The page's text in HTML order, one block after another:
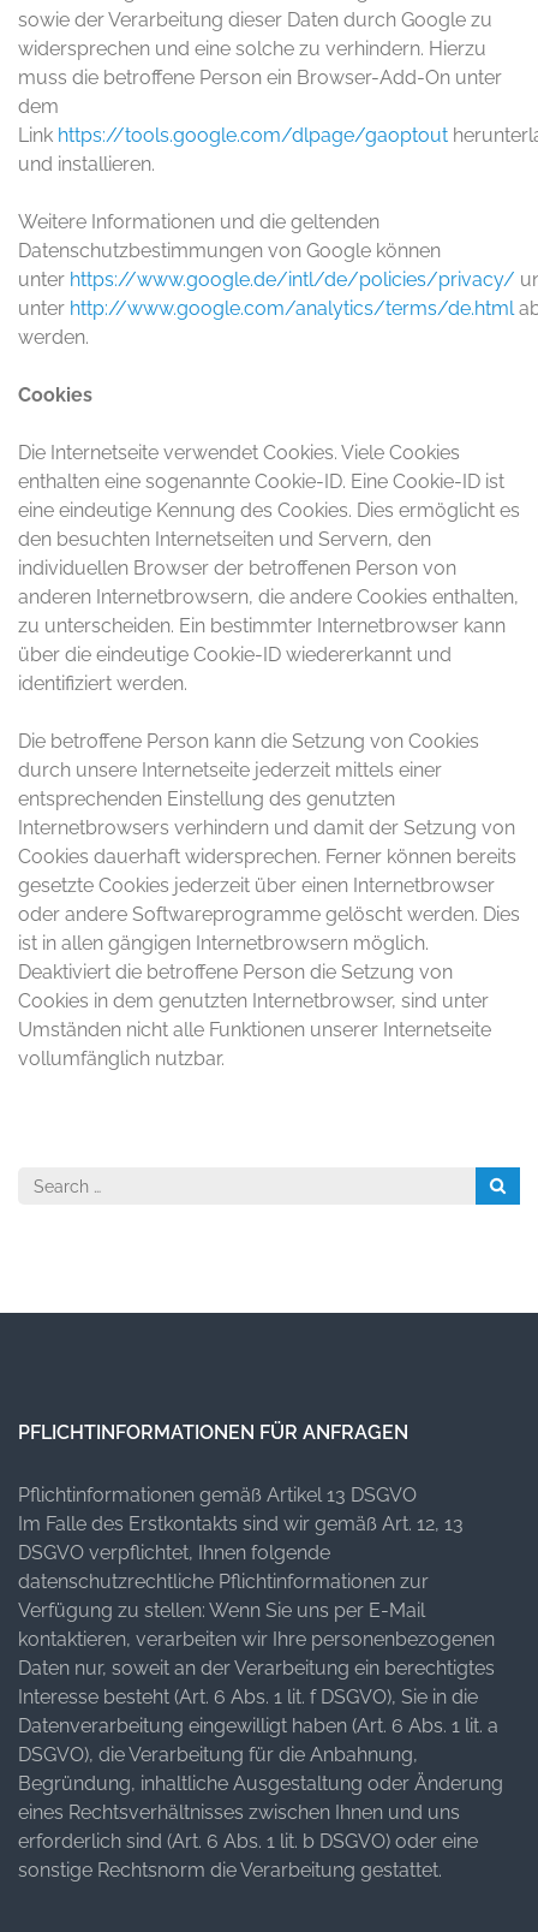
sowie der Verarbeitung dieser Daten durch Google zu
widersprechen und eine solche zu verhindern. Hierzu
muss die betroffene Person ein Browser-Add-On unter
dem
Link https://tools.google.com/dlpage/gaoptout
und installieren.
Weitere Informationen und die geltenden
Datenschutzbestimmungen von Google können
unter https://www.google.de/intl/de/policies/privacy/
unter http://www.google.com/analytics/terms/de.html
werden.
Cookies
Die Internetseite verwendet Cookies. Viele Cookies
enthalten eine sogenannte Cookie-ID. Eine Cookie-ID ist
eine eindeutige Kennung des Cookies. Dies ermöglicht es
den besuchten Internetseiten und Servern, den
individuellen Browser der betroffenen Person von
anderen Internetbrowsern, die andere Cookies enthalten,
zu unterscheiden. Ein bestimmter Internetbrowser kann
über die eindeutige Cookie-ID wiedererkannt und
identifiziert werden.
Die betroffene Person kann die Setzung von Cookies
durch unsere Internetseite jederzeit mittels einer
entsprechenden Einstellung des genutzten
Internetbrowsers verhindern und damit der Setzung von
Cookies dauerhaft widersprechen. Ferner können bereits
gesetzte Cookies jederzeit über einen Internetbrowser
oder andere Softwareprogramme gelöscht werden. Dies
ist in allen gängigen Internetbrowsern möglich.
Deaktiviert die betroffene Person die Setzung von
Cookies in dem genutzten Internetbrowser, sind unter
Umständen nicht alle Funktionen unserer Internetseite
vollumfänglich nutzbar.
Search
PFLICHTINFORMATIONEN FÜR ANFRAGEN
Pflichtinformationen gemäß Artikel 13 DSGVO
Im Falle des Erstkontakts sind wir gemäß Art. 12, 13
DSGVO verpflichtet, Ihnen folgende
datenschutzrechtliche Pflichtinformationen zur
Verfügung zu stellen: Wenn Sie uns per E-Mail
kontaktieren, verarbeiten wir Ihre personenbezogenen
Daten nur, soweit an der Verarbeitung ein berechtigtes
Interesse besteht (Art. 6 Abs. 1 lit. f DSGVO), Sie in die
Datenverarbeitung eingewilligt haben (Art. 6 Abs. 1 lit. a
DSGVO), die Verarbeitung für die Anbahnung,
Begründung, inhaltliche Ausgestaltung oder Änderung
eines Rechtsverhältnisses zwischen Ihnen und uns
erforderlich sind (Art. 6 Abs. 1 lit. b DSGVO) oder eine
sonstige Rechtsnorm die Verarbeitung gestattet.